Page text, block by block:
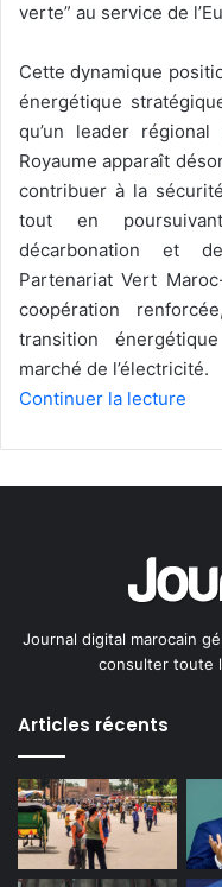
verte” au service de
Cette dynamique
énergétique
qu’un leader
Royaume apparaît
contribuer à la
tout en
décarbonation et
Partenariat Vert
coopération
transition
marché de l’électricité.
Continuer la lecture
Journal digital marocain
consulter toute
Articles récents